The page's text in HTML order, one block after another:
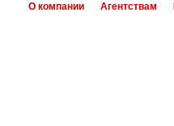
О компании Агентствам